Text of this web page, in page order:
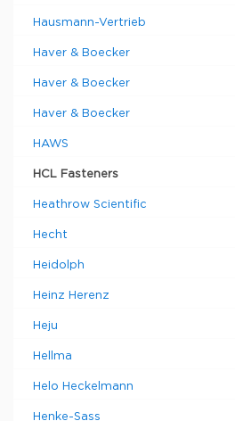
Hausmann-Vertrieb
Haver & Boecker
Haver & Boecker
Haver & Boecker
HAWS
HCL Fasteners
Heathrow Scientific
Hecht
Heidolph
Heinz Herenz
Heju
Hellma
Helo Heckelmann
Henke-Sass